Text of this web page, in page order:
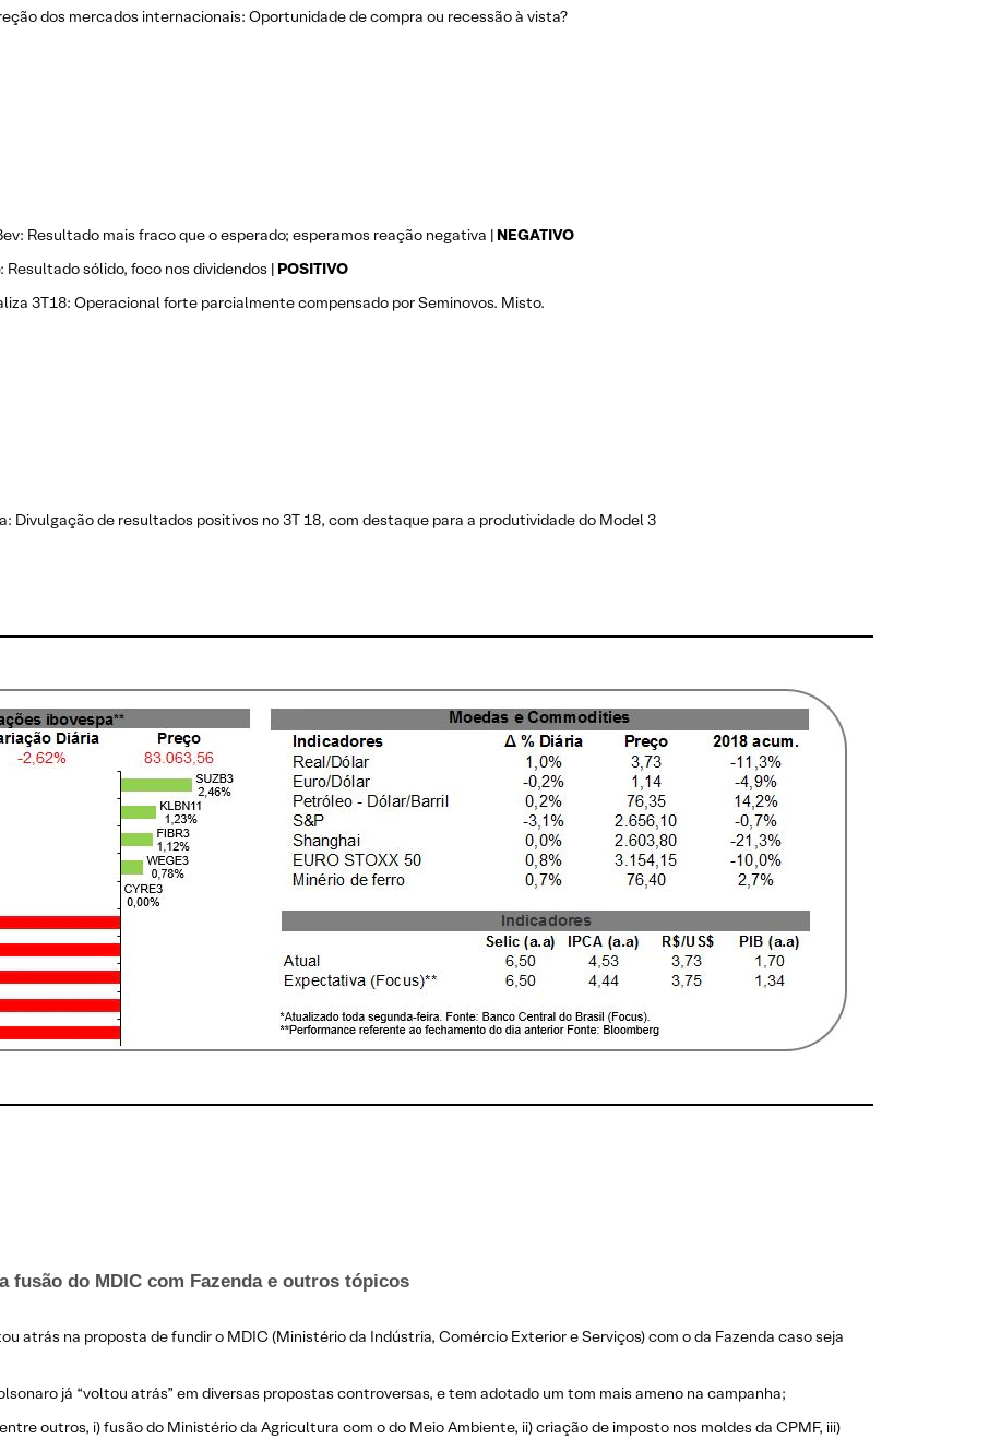
dos mercados internacionais: Oportunidade de compra ou recessão à vista?
Resultado mais fraco que o esperado; esperamos reação negativa | NEGATIVO
Resultado sólido, foco nos dividendos | POSITIVO
3T18: Operacional forte parcialmente compensado por Seminovos. Misto.
Divulgação de resultados positivos no 3T 18, com destaque para a produtividade do Model 3
do MDIC com Fazenda e outros tópicos
atrás na proposta de fundir o MDIC (Ministério da Indústria, Comércio Exterior e Serviços) com o da Fazenda caso seja
já “voltou atrás” em diversas propostas controversas, e tem adotado um tom mais ameno na campanha;
outros, i) fusão do Ministério da Agricultura com o do Meio Ambiente, ii) criação de imposto nos moldes da CPMF, iii)